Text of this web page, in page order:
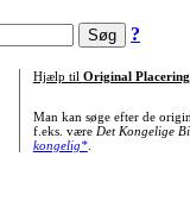
?
Hjælp til Original Placering
Man kan søge efter de
f.eks. være Det Kongelige
kongelig*.